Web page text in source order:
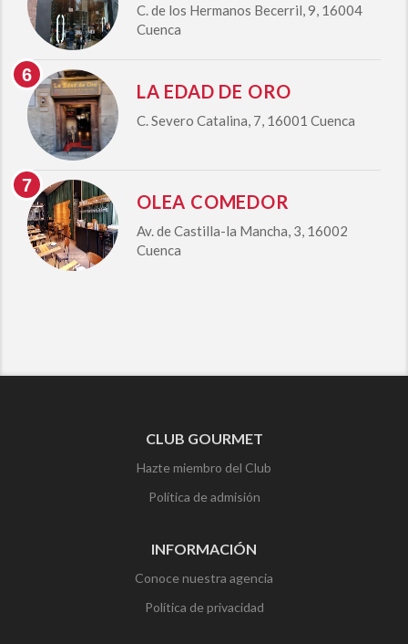
C. de los Hermanos Becerril, 9, 16004
Cuenca
LA EDAD DE ORO
C. Severo Catalina, 7, 16001 Cuenca
OLEA COMEDOR
Av. de Castilla-la Mancha, 3, 16002
Cuenca
CLUB GOURMET
Hazte miembro del Club
Política de admisión
INFORMACIÓN
Conoce nuestra agencia
Política de privacidad